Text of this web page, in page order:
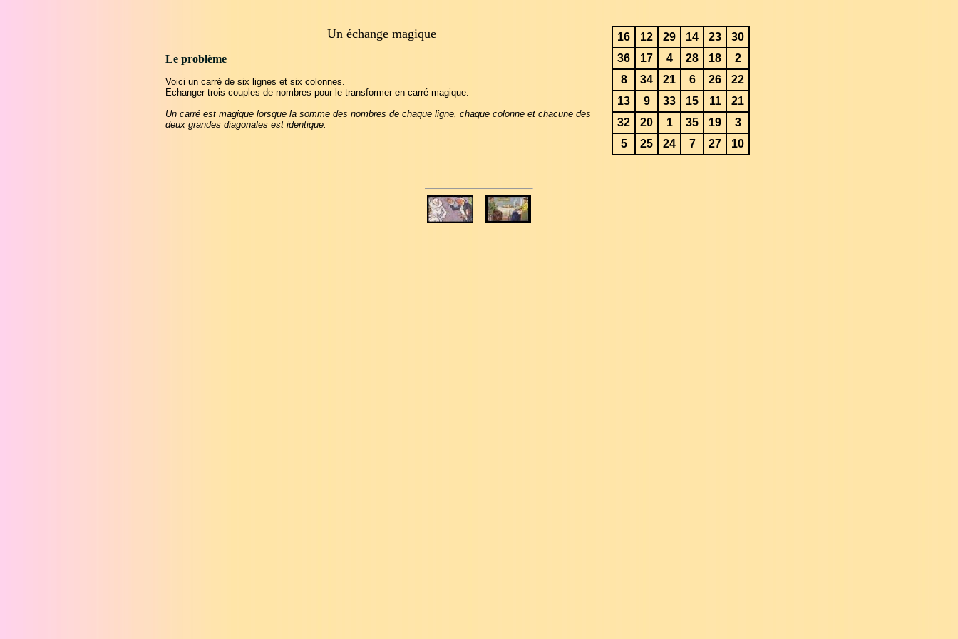
Un échange magique
Le problème
Voici un carré de six lignes et six colonnes.
Echanger trois couples de nombres pour le transformer en carré magique.
Un carré est magique lorsque la somme des nombres de chaque ligne, chaque colonne et chacune des
deux grandes diagonales est identique.
16 12 29 14 23
30
36
17 4 28 18
2
8
34 21 6 26
22
13
9 33 15 11
21
32
20 1 35 19
3
5
25 24 7 27 10